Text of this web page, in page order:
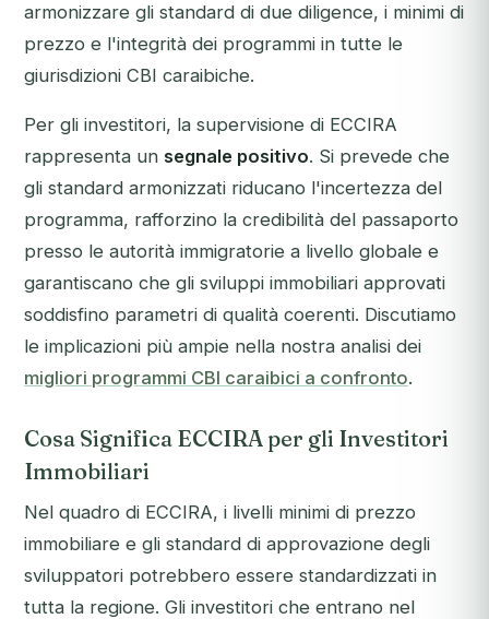
armonizzare gli standard di due diligence, i minimi di
prezzo e l'integrità dei programmi in tutte le
giurisdizioni CBI caraibiche.
Per gli investitori, la supervisione di ECCIRA
rappresenta un segnale positivo. Si prevede che
gli standard armonizzati riducano l'incertezza del
programma, rafforzino la credibilità del passaporto
presso le autorità immigratorie a livello globale e
garantiscano che gli sviluppi immobiliari approvati
soddisfino parametri di qualità coerenti. Discutiamo
le implicazioni più ampie nella nostra analisi dei
migliori programmi CBI caraibici a confronto.
Cosa Significa ECCIRA per gli Investitori
Immobiliari
Nel quadro di ECCIRA, i livelli minimi di prezzo
immobiliare e gli standard di approvazione degli
sviluppatori potrebbero essere standardizzati in
tutta la regione. Gli investitori che entrano nel